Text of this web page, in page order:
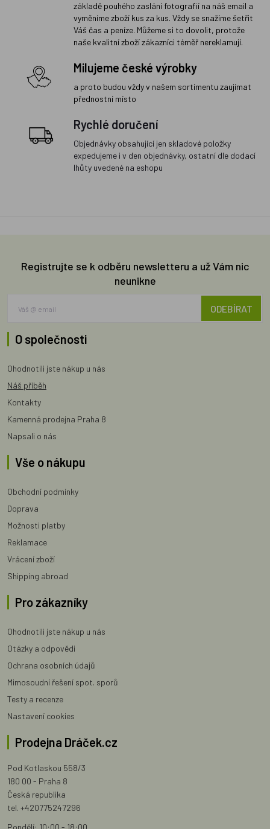
základě pouhého zaslání fotografií na náš email a
vyměníme zboží kus za kus. Vždy se snažíme šetřit
Váš čas a peníze. Můžeme si to dovolit, protože
naše kvalitní zboží zákazníci téměř nereklamují.
Milujeme české výrobky
a proto budou vždy v našem sortimentu zaujímat
přednostní místo
Rychlé doručení
Objednávky obsahující jen skladové položky
expedujeme i v den objednávky, ostatní dle dodací
lhůty uvedené na eshopu
Registrujte se k odběru newsletteru a už Vám nic
neunikne
ODEBÍRAT
O společnosti
Ohodnotili jste nákup u nás
Náš příběh
Kontakty
Kamenná prodejna Praha 8
Napsali o nás
Vše o nákupu
Obchodní podmínky
Doprava
Možnosti platby
Reklamace
Vrácení zboží
Shipping abroad
Pro zákazníky
Ohodnotili jste nákup u nás
Otázky a odpovědi
Ochrana osobních údajů
Mimosoudní řešení spot. sporů
Testy a recenze
Nastavení cookies
Prodejna Dráček.cz
Pod Kotlaskou 558/3
180 00 - Praha 8
Česká republika
tel. +420775247296